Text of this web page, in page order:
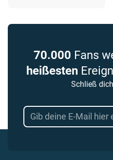
70.000 Fans
heißesten
Schließ